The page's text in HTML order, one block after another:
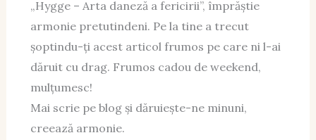
„Hygge – Arta daneză a fericirii”, împrăștie
armonie pretutindeni. Pe la tine a trecut
șoptindu-ți acest articol frumos pe care ni l-ai
dăruit cu drag. Frumos cadou de weekend,
mulțumesc!
Mai scrie pe blog și dăruiește-ne minuni,
creează armonie.